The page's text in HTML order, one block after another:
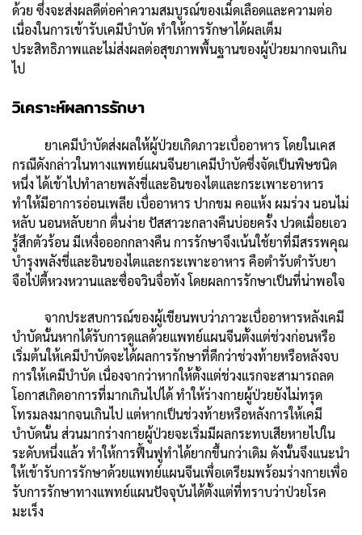
ด้วย ซึ่งจะส่งผลดีต่อค่าความสมบูรณ์ของเม็ดเลือดและความต่อ
เนื่องในการเข้ารับเคมีบำบัด ทำให้การรักษาได้ผลเต็ม
ประสิทธิภาพและไม่ส่งผลต่อสุขภาพพื้นฐานของผู้ป่วยมากจนเกิน
ไป
วิเคราะห์ผลการรักษา
ยาเคมีบำบัดส่งผลให้ผู้ป่วยเกิดภาวะเบื่ออาหาร โดยในเคส
กรณีดังกล่าวในทางแพทย์แผนจีนยาเคมีบำบัดซึ่งจัดเป็นพิษชนิด
หนึ่ง ได้เข้าไปทำลายพลังชี่และอินของไตและกระเพาะอาหาร
ทำให้มีอาการอ่อนเพลีย เบื่ออาหาร ปากขม คอแห้ง ผมร่วง นอนไม่
หลับ นอนหลับยาก ตื่นง่าย ปัสสาวะกลางคืนบ่อยครั้ง ปวดเมื่อยเอว
รู้สึกตัวร้อน มีเหงื่อออกกลางคืน การรักษาจึงเน้นใช้ยาที่มีสรรพคุณ
บำรุงพลังชี่และอินของไตและกระเพาะอาหาร คือตำรับตำรับยา
จือไป่ตี้หวงหวานและซื่อจวินจื่อทัง โดยผลการรักษาเป็นที่น่าพอใจ
จากประสบการณ์ของผู้เขียนพบว่าภาวะเบื่ออาหารหลังเคมี
บำบัดนั้นหากได้รับการดูแลด้วยแพทย์แผนจีนตั้งแต่ช่วงก่อนหรือ
เริ่มต้นให้เคมีบำบัดจะได้ผลการรักษาที่ดีกว่าช่วงท้ายหรือหลังจบ
การให้เคมีบำบัด เนื่องจากว่าหากให้ตั้งแต่ช่วงแรกจะสามารถลด
โอกาสเกิดอาการที่มากเกินไปได้ ทำให้ร่างกายผู้ป่วยยังไม่ทรุด
โทรมลงมากจนเกินไป แต่หากเป็นช่วงท้ายหรือหลังการให้เคมี
บำบัดนั้น ส่วนมากร่างกายผู้ป่วยจะเริ่มมีผลกระทบเสียหายไปใน
ระดับหนึ่งแล้ว ทำให้การฟื้นฟูทำได้ยากขึ้นกว่าเดิม ดังนั้นจึงแนะนำ
ให้เข้ารับการรักษาด้วยแพทย์แผนจีนเพื่อเตรียมพร้อมร่างกายเพื่อ
รับการรักษาทางแพทย์แผนปัจจุบันได้ตั้งแต่ที่ทราบว่าป่วยโรค
มะเร็ง